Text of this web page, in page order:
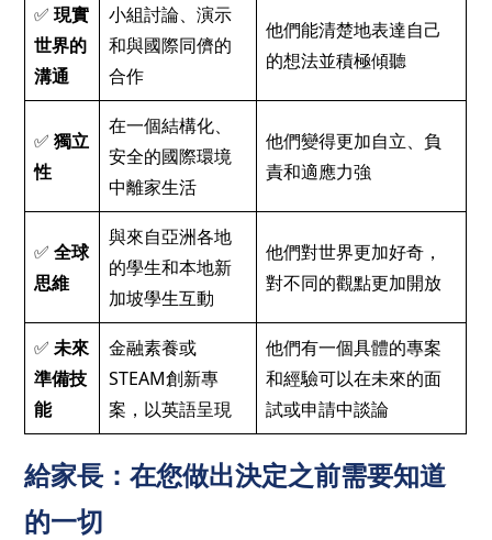
✅現實
世界的
溝通
小組討論、演示
和與國際同儕的
合作
他們能清楚地表達自己
的想法並積極傾聽
✅獨立
性
在一個結構化、
安全的國際環境
中離家生活
他們變得更加自立、負
責和適應力強
✅全球
思維
與來自亞洲各地
的學生和本地新
加坡學生互動
他們對世界更加好奇，
對不同的觀點更加開放
✅未來
準備技
能
金融素養或
STEAM創新專
案，以英語呈現
他們有一個具體的專案
和經驗可以在未來的面
試或申請中談論
給家長：在您做出決定之前需要知道
的一切